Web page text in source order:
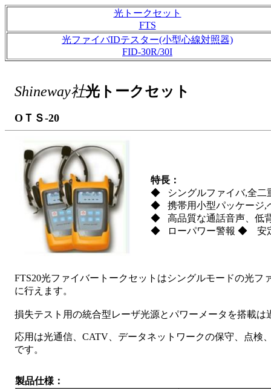
光トークセット
FTS
光ファイバIDテスター(小型心線対照器)
FID-30R/30I
Shineway社光トークセット
OＴＳ-20
特長：
◆ シングルファイバ,全二
◆ 携帯用小型パッケージ,
◆ 高品質な通話音声、低
◆ ローパワー警報 ◆ 安
FTS20光ファイバートークセットはシングルモードの光
に行えます。
損失テスト用の統合型レーザ光源とパワーメータを搭載
応用は光通信、CATV、データネットワークの保守、点検
です。
製品仕様：